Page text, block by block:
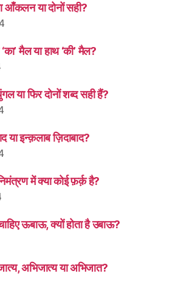
या दोनों सही?
मैल या हाथ ‘की’ मैल?
या फिर दोनों शब्द सही हैं?
या इन्क़लाब ज़िदाबाद?
में क्या कोई फ़र्क़ है?
ऊबाऊ, क्यों होता है उबाऊ?
अभिजात्य या अभिजात?